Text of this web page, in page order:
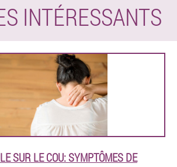
INTÉRESSANTS
SUR LE COU: SYMPTÔMES DE